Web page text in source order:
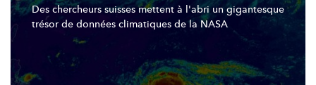
Des chercheurs suisses mettent à l'abri un gigantesque
trésor de données climatiques de la NASA